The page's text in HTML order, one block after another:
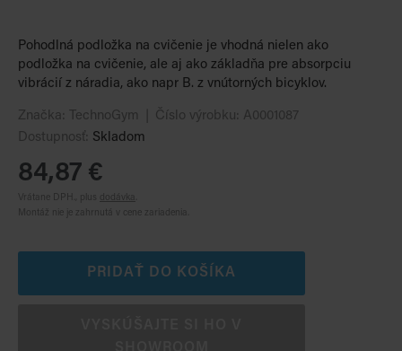
Pohodlná podložka na cvičenie je vhodná nielen ako
podložka na cvičenie, ale aj ako základňa pre absorpciu
vibrácií z náradia, ako napr B. z vnútorných bicyklov.
Značka: TechnoGym Číslo výrobku: A0001087
Dostupnosť: Skladom
84,87 €
Vrátane DPH., plus dodávka
Montáž nie je zahrnutá v cene zariadenia.
PRIDAŤ DO KOŠÍKA